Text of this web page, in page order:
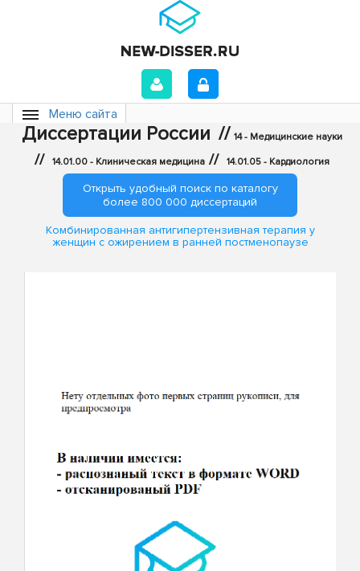
Меню сайта
Диссертации России // 14 - Медицинские науки
// 14.01.00 - Клиническая медицина // 14.01.05 - Кардиология
Открыть удобный поиск по каталогу
более 800 000 диссертаций
Комбинированная антигипертензивная терапия у
женщин с ожирением в ранней постменопаузе